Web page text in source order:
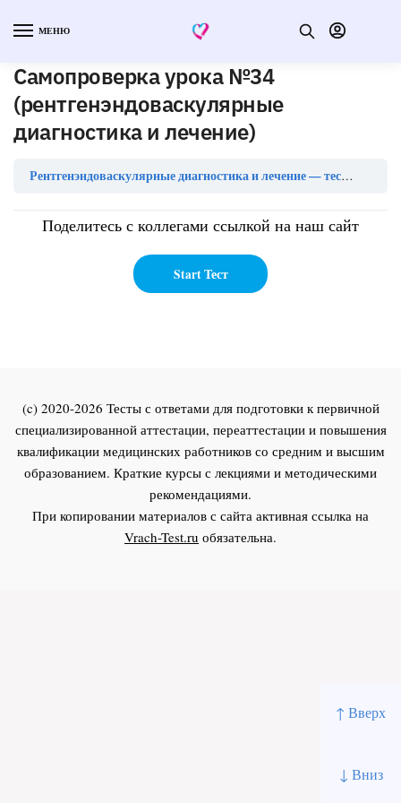
↑ Вверх
↓ Вниз
МЕНЮ
Самопроверка урока №34
(рентгенэндоваскулярные
диагностика и лечение)
Рентгенэндоваскулярные диагностика и лечение — тесты с ответами
Поделитесь с коллегами ссылкой на наш сайт
(c) 2020-2026 Тесты с ответами для подготовки к первичной
специализированной аттестации, переаттестации и повышения
квалификации медицинских работников со средним и высшим
образованием. Краткие курсы с лекциями и методическими
рекомендациями.
При копировании материалов с сайта активная ссылка на
Vrach-Test.ru обязательна.